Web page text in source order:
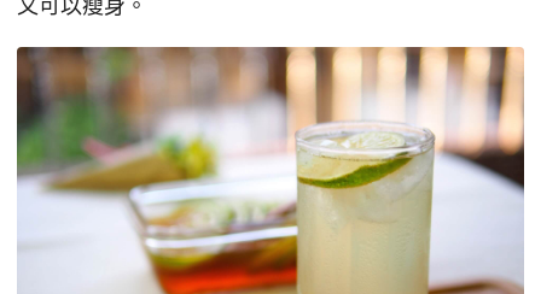
又可以瘦身。